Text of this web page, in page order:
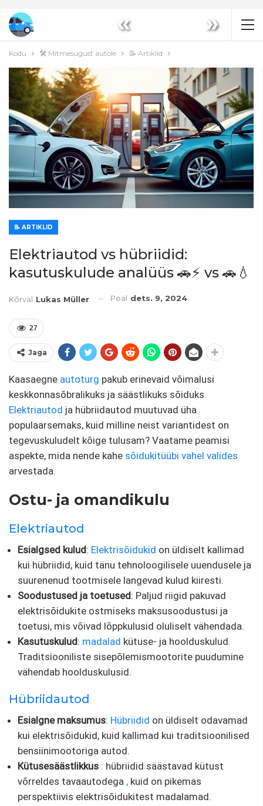
« »
Kodu 🛠️ Mitmesugust autole 📝 Artiklid
📝 ARTIKLID
Elektriautod vs hübriidid:
kasutuskulude analüüs 🚗⚡️ vs 🚗💧
Kõrval Lukas Müller Peal dets. 9, 2024
27
Jaga
Kaasaegne autoturg pakub erinevaid võimalusi
keskkonnasõbralikuks ja säästlikuks sõiduks.
Elektriautod ja hübriidautod muutuvad üha
populaarsemaks, kuid milline neist variantidest on
tegevuskuludelt kõige tulusam? Vaatame peamisi
aspekte, mida nende kahe sõidukitüübi vahel valides
arvestada.
Ostu- ja omandikulu
Elektriautod
Esialgsed kulud: Elektrisõidukid on üldiselt kallimad
kui hübriidid, kuid tänu tehnoloogilisele uuendusele ja
suurenenud tootmisele langevad kulud kiiresti.
Soodustused ja toetused: Paljud riigid pakuvad
elektrisõidukite ostmiseks maksusoodustusi ja
toetusi, mis võivad lõppkulusid oluliselt vähendada.
Kasutuskulud: madalad kütuse- ja hoolduskulud.
Traditsiooniliste sisepõlemismootorite puudumine
vähendab hoolduskulusid.
Hübriidautod
Esialgne maksumus: Hübriidid on üldiselt odavamad
kui elektrisõidukid, kuid kallimad kui traditsioonilised
bensiinimootoriga autod.
Kütusesäästlikkus : hübriidid säästavad kütust
võrreldes tavaautodega , kuid on pikemas
perspektiivis elektrisõidukitest madalamad.